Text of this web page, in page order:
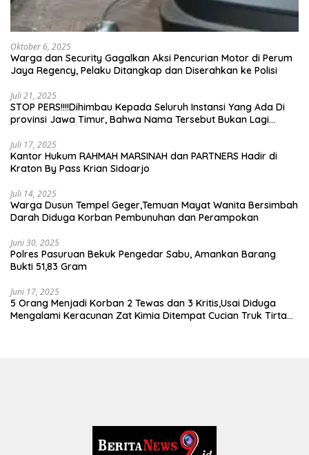
Oktober 6, 2025
Warga dan Security Gagalkan Aksi Pencurian Motor di Perum
Jaya Regency, Pelaku Ditangkap dan Diserahkan ke Polisi
Juli 21, 2025
STOP PERS!!!!Dihimbau Kepada Seluruh Instansi Yang Ada Di
provinsi Jawa Timur, Bahwa Nama Tersebut Bukan Lagi
Juli 17, 2025
Kantor Hukum RAHMAH MARSINAH dan PARTNERS Hadir di
Kraton By Pass Krian Sidoarjo
Juli 14, 2025
Warga Dusun Tempel Geger,Temuan Mayat Wanita Bersimbah
Darah Diduga Korban Pembunuhan dan Perampokan
Juni 30, 2025
Polres Pasuruan Bekuk Pengedar Sabu, Amankan Barang
Bukti 51,83 Gram
Juni 17, 2025
5 Orang Menjadi Korban 2 Tewas dan 3 Kritis,Usai Diduga
Mengalami Keracunan Zat Kimia Ditempat Cucian Truk Tirta